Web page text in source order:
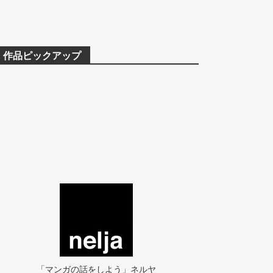
作品ピックアップ
「マンガの話をしよう」ネルヤ